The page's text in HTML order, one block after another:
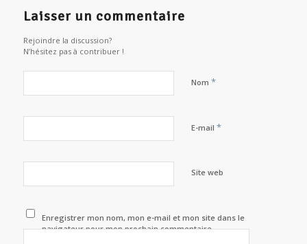
Laisser un commentaire
Rejoindre la discussion?
N’hésitez pas à contribuer !
Nom *
E-mail *
Site web
Enregistrer mon nom, mon e-mail et mon site dans le
navigateur pour mon prochain commentaire.